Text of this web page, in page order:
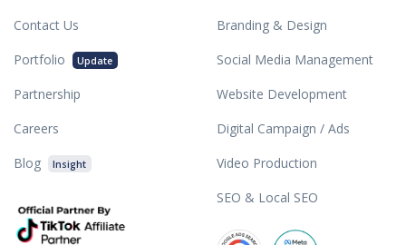
Contact Us
Portfolio
Update
Partnership
Careers
Blog
Insight
Branding & Design
Social Media Management
Website Development
Digital Campaign / Ads
Video Production
SEO & Local SEO